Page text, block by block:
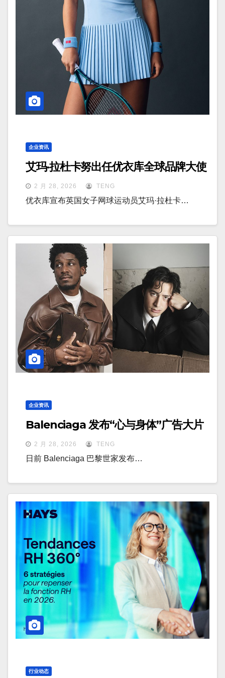
企业资讯
艾玛·拉杜卡努出任优衣库全球品牌大使
2 月 28, 2026 TENG
优衣库宣布英国女子网球运动员艾玛·拉杜卡…
企业资讯
Balenciaga 发布“心与身体”广告大片
2 月 28, 2026 TENG
日前 Balenciaga 巴黎世家发布…
行业动态